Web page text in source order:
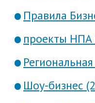
Правила
проекты НПА
Шоу-бизнес